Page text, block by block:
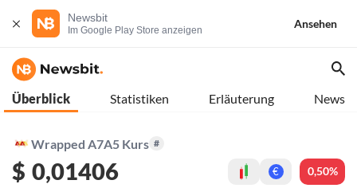
Newsbit
Im Google Play Store anzeigen
Ansehen
Überblick Statistiken Erläuterung News
Wrapped A7A5 Kurs #
$ 0,01406 € 0,50%